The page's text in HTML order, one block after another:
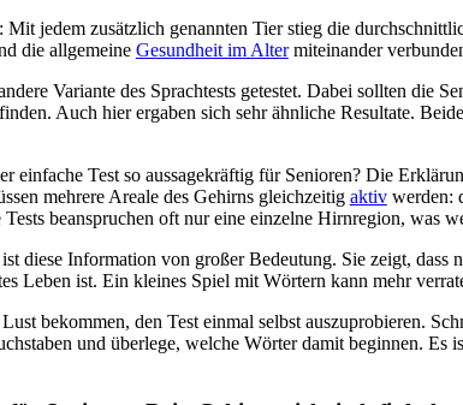
Mit jedem zusätzlich genannten Tier stieg die
die allgemeine Gesundheit im Altermiteinander
Variante des Sprachtests getestet. Dabei sollten die
Auch hier ergaben sich sehr ähnliche Resultate.
einfache Test so aussagekräftig für Senioren? Die
mehrere Areale des Gehirns gleichzeitig aktivwerden:
beanspruchen oft nur eine einzelne Hirnregion, was
diese Information von großer Bedeutung. Sie zeigt,
Leben ist. Ein kleines Spiel mit Wörtern kann mehr
bekommen, den Test einmal selbst auszuprobieren.
und überlege, welche Wörter damit beginnen. Es